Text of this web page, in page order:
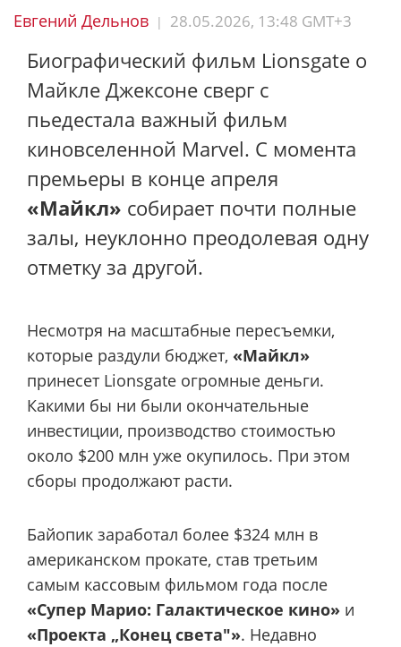
Евгений Дельнов | 28.05.2026, 13:48 GMT+3
Биографический фильм Lionsgate о
Майкле Джексоне сверг с
пьедестала важный фильм
киновселенной Marvel. С момента
премьеры в конце апреля
«Майкл» собирает почти полные
залы, неуклонно преодолевая одну
отметку за другой.
Несмотря на масштабные пересъемки,
которые раздули бюджет, «Майкл»
принесет Lionsgate огромные деньги.
Какими бы ни были окончательные
инвестиции, производство стоимостью
около $200 млн уже окупилось. При этом
сборы продолжают расти.
Байопик заработал более $324 млн в
американском прокате, став третьим
самым кассовым фильмом года после
«Супер Марио: Галактическое кино» и
«Проекта „Конец света"». Недавно